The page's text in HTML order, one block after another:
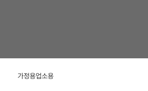
가정용업소용